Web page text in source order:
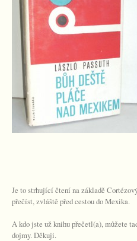
Je to strhující čtení na základě
přečíst, zvláště před cestou do Mexika.
A kdo jste už knihu přečetl(a), můžete
dojmy. Děkuji.